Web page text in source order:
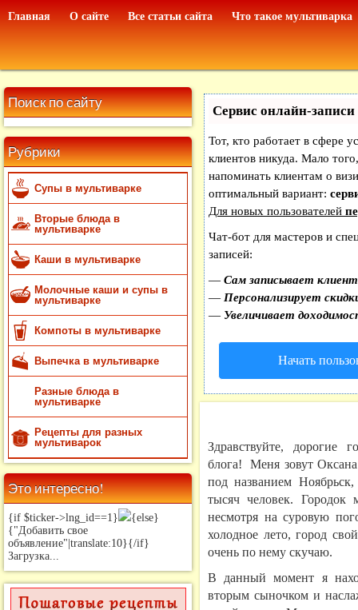
Главная О сайте Все статьи сайта Что такое мультиварка
Поиск по сайту
Рубрики
Супы в мультиварке
Вторые блюда в
мультиварке
Каши в мультиварке
Молочные каши и супы в
мультиварке
Компоты в мультиварке
Выпечка в мультиварке
Разные блюда в
мультиварке
Рецепты для разных
мультиварок
Это интересно!
{if $ticker->lng_id==1}
{else}
{"Добавить свое
объявление"|translate:10}{/if}
Загрузка...
Сервис онлайн-записи
Тот, кто работает в сфере
клиентов никуда. Мало
напоминать клиентам о
оптимальный вариант:
Для новых пользователей
Чат-бот для мастеров и
записей:
— Сам записывает
— Персонализирует
— Увеличивает
Начать
Здравствуйте, дорогие
блога! Меня зовут
под названием
тысяч человек.
несмотря на суровую
холодное лето, город
очень по нему скучаю.
В данный момент я
вторым сыночком и